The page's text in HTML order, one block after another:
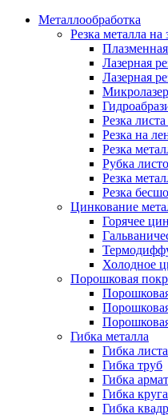
Металлообработка
Резка металла на
Плазменная
Лазерная
Лазерная
Резка
Резка на
Резка
Рубка
Резка
Резка
Цинкование
Горячее
Холодное
Порошковая
Гибка металла
Гибка листа
Гибка труб
Гибка
Гибка круга
Гибка